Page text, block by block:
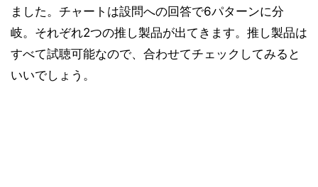
ました。チャートは設問への回答で6パターンに分
岐。それぞれ2つの推し製品が出てきます。推し製品は
すべて試聴可能なので、合わせてチェックしてみると
いいでしょう。